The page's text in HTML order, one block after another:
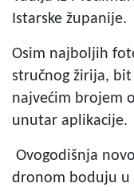
Istarske županije.
Osim najboljih
stručnog žirija,
najvećim brojem
unutar aplikacije.
Ovogodišnja
dronom boduju u